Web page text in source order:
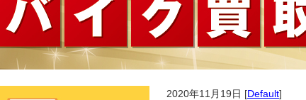
2020年11月19日 [Default]